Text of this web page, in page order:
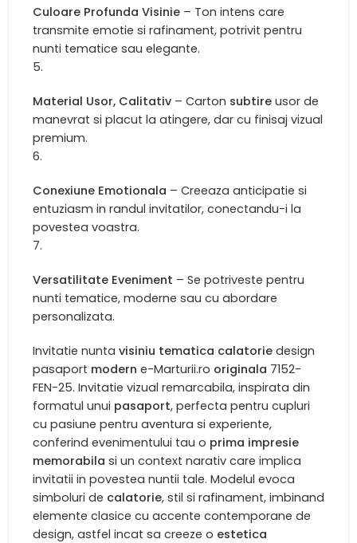
Culoare Profunda Visinie – Ton intens care
transmite emotie si rafinament, potrivit pentru
nunti tematice sau elegante.
Material Usor, Calitativ – Carton subtire usor de
manevrat si placut la atingere, dar cu finisaj vizual
premium.
Conexiune Emotionala – Creeaza anticipatie si
entuziasm in randul invitatilor, conectandu-i la
povestea voastra.
Versatilitate Eveniment – Se potriveste pentru
nunti tematice, moderne sau cu abordare
personalizata.
Invitatie nunta visiniu tematica calatorie design
pasaport modern e-Marturii.ro originala 7152-
FEN-25. Invitatie vizual remarcabila, inspirata din
formatul unui pasaport, perfecta pentru cupluri
cu pasiune pentru aventura si experiente,
conferind evenimentului tau o prima impresie
memorabila si un context narativ care implica
invitatii in povestea nuntii tale. Modelul evoca
simboluri de calatorie, stil si rafinament, imbinand
elemente clasice cu accente contemporane de
design, astfel incat sa creeze o estetica